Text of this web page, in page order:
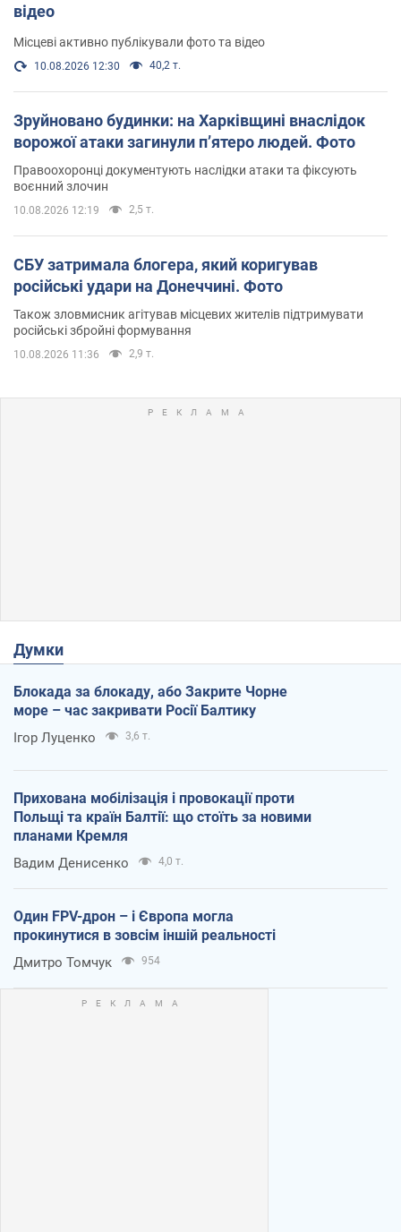
відео
Місцеві активно публікували фото та відео
10.08.2026 12:30 40,2 т.
Зруйновано будинки: на Харківщині внаслідок
ворожої атаки загинули п’ятеро людей. Фото
Правоохоронці документують наслідки атаки та фіксують
воєнний злочин
10.08.2026 12:19 2,5 т.
СБУ затримала блогера, який коригував
російські удари на Донеччині. Фото
Також зловмисник агітував місцевих жителів підтримувати
російські збройні формування
10.08.2026 11:36 2,9 т.
Думки
Блокада за блокаду, або Закрите Чорне
море – час закривати Росії Балтику
Ігор Луценко 3,6 т.
Прихована мобілізація і провокації проти
Польщі та країн Балтії: що стоїть за новими
планами Кремля
Вадим Денисенко 4,0 т.
Один FPV-дрон – і Європа могла
прокинутися в зовсім іншій реальності
Дмитро Томчук 954